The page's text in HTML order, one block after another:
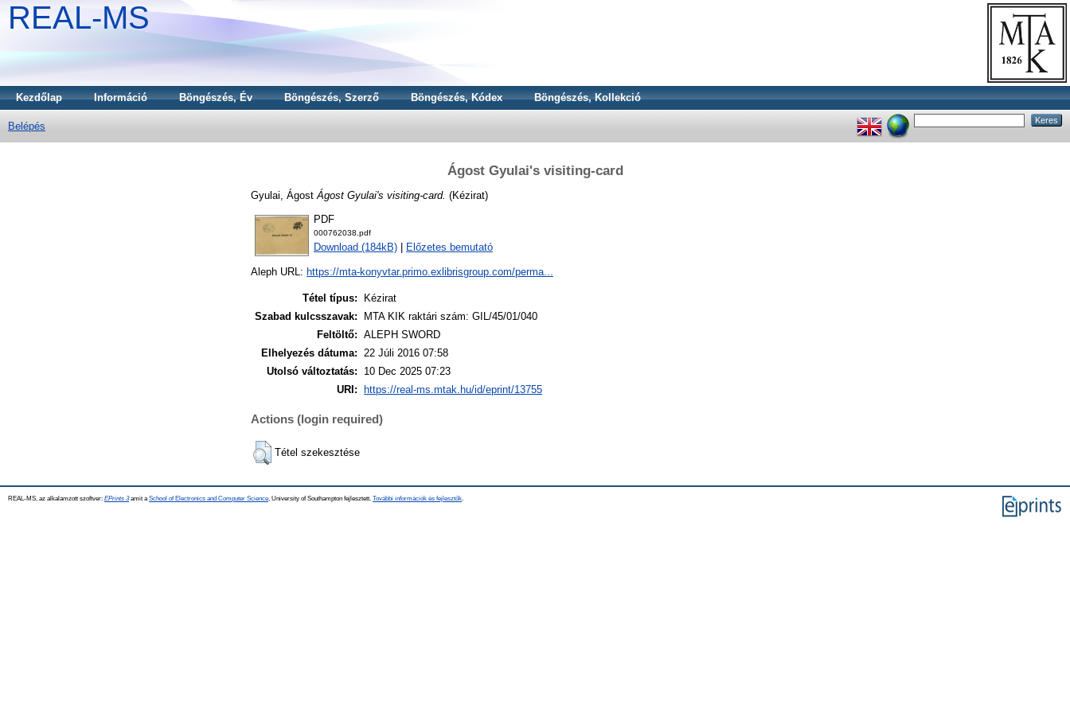
REAL-MS
Kezdőlap Információ Böngészés, Év Böngészés, Szerző Böngészés, Kódex Böngészés, Kollekció
Belépés
Ágost Gyulai's visiting-card
Gyulai, Ágost Ágost Gyulai's visiting-card. (Kézirat)
PDF
000762038.pdf
Download (184kB) Előzetes bemutató
Aleph URL: https://mta-konyvtar.primo.exlibrisgroup.com/perma...
Tétel típus:
Kézirat
Szabad kulcsszavak:
MTA KIK raktári szám: GIL/45/01/040
Feltöltő: ALEPH SWORD
Elhelyezés dátuma: 22 Júli 2016 07:58
Utolsó változtatás:
10 Dec 2025 07:23
URI:
https://real-ms.mtak.hu/id/eprint/13755
Actions (login required)
Tétel szekesztése
REAL-MS, az alkalamzott szoftver: EPrints 3amit a School of Electronics and Computer Science , University of Southampton fejlesztett. További információk és fejlesztők